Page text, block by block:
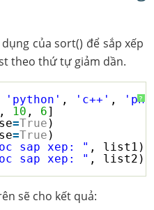
của sort() để sắp xếp
theo thứ tự giảm dần.
?
'python' , 'c++' ,
, 10 , 6]
=True )
=True )
sap xep: " , list1)
sap xep: " , list2)
sẽ cho kết quả: